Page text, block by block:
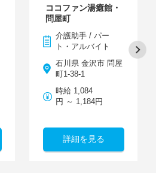
ココファン湯癒館・
問屋町
介護助手 / パー
ト・アルバイト
石川県 金沢市 問屋
町1-38-1
時給 1,084
円 ～ 1,184円
詳細を見る